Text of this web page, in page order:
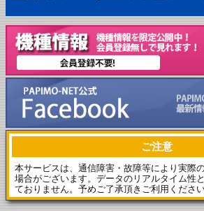
ご注意
本サービスは、通信障害・故障等により実際
場合がございます。データのリアルタイム性
ておりません。予めご了承頂きご利用ください